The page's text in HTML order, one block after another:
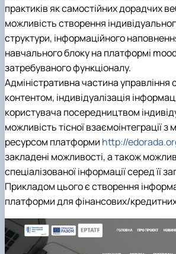
практиків як самостійних дорадчих
можливість створення
структури, інформаційного
навчального блоку на платформі
затребуваного функціоналу.
Адміністративна частина управління
контентом, індивідуалізація
користувача посередництвом
можливість тісної взаємоінтеграції
ресурсом платформи http://
закладені можливості, а також
спеціалізованої інформації серед її
Прикладом цього є створення
платформи для фінансових/